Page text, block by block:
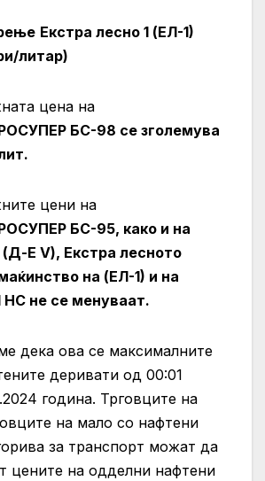
Екстра лесно 1 (ЕЛ-1)
литар)
цена на
БС-98 се зголемува
цени на
БС-95, како и на
Е V), Екстра лесното
на (ЕЛ-1) и на
не се менуваат.
дека ова се максималните
деривати од 00:01
година. Трговците на
на мало со нафтени
за транспорт можат да
цените на одделни нафтени